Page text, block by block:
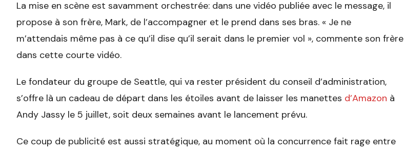
La mise en scène est savamment orchestrée: dans une vidéo publiée avec le message, il
propose à son frère, Mark, de l’accompagner et le prend dans ses bras. « Je ne
m’attendais même pas à ce qu’il dise qu’il serait dans le premier vol », commente son frère
dans cette courte vidéo.
Le fondateur du groupe de Seattle, qui va rester président du conseil d’administration,
s’offre là un cadeau de départ dans les étoiles avant de laisser les manettes d’Amazon à
Andy Jassy le 5 juillet, soit deux semaines avant le lancement prévu.
Ce coup de publicité est aussi stratégique, au moment où la concurrence fait rage entre